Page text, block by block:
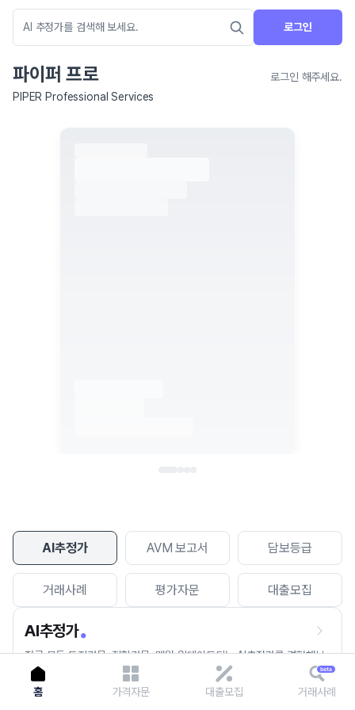
로그인
파이퍼 프로
로그인 해주세요.
PIPER Professional Services
AI추정가 AVM 보고서 담보등급
거래사례 평가자문 대출모집
AI추정가
전국 모든 토지건물, 집합건물, 매월 업데이트되는 AI추정가를 경험해보
세요.
홈 가격자문 대출모집 거래사례